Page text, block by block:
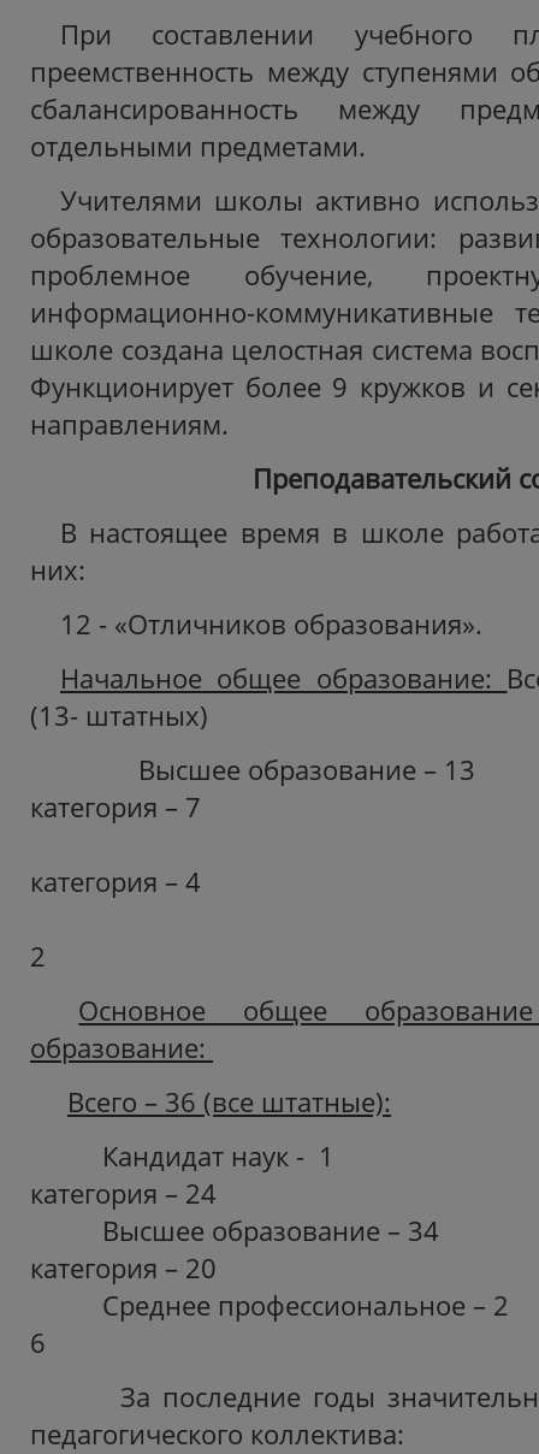
При составлении учебного
преемственность между ступенями
сбалансированность между
отдельными предметами.
Учителями школы активно
образовательные технологии:
проблемное обучение,
информационно-коммуникативные
школе создана целостная система
Функционирует более 9 кружков и
направлениям.
Преподавательский
В настоящее время в школе
них:
12 - «Отличников образования».
Начальное общее образование:
(13- штатных)
Высшее образование – 13
категория – 7
категория – 4
2
Основное общее
образование:
Всего – 36 (все штатные):
Кандидат наук - 1
категория – 24
Высшее образование –
категория – 20
Среднее профессиональное – 2
6
За последние годы
педагогического коллектива: